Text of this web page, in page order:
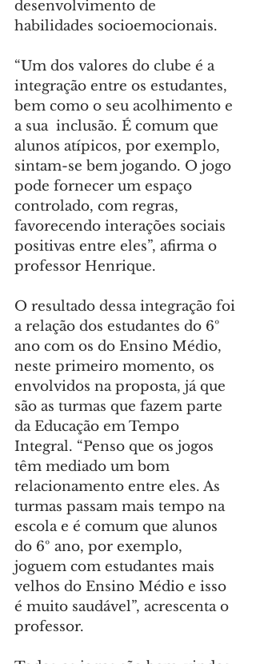
desenvolvimento de
habilidades socioemocionais.
“Um dos valores do clube é a
integração entre os estudantes,
bem como o seu acolhimento e
a sua  inclusão. É comum que
alunos atípicos, por exemplo,
sintam-se bem jogando. O jogo
pode fornecer um espaço
controlado, com regras,
favorecendo interações sociais
positivas entre eles”, afirma o
professor Henrique.
O resultado dessa integração foi
a relação dos estudantes do 6º
ano com os do Ensino Médio,
neste primeiro momento, os
envolvidos na proposta, já que
são as turmas que fazem parte
da Educação em Tempo
Integral. “Penso que os jogos
têm mediado um bom
relacionamento entre eles. As
turmas passam mais tempo na
escola e é comum que alunos
do 6º ano, por exemplo,
joguem com estudantes mais
velhos do Ensino Médio e isso
é muito saudável”, acrescenta o
professor.